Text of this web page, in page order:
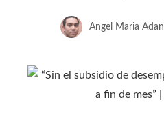
Angel Maria Adan